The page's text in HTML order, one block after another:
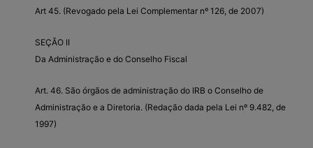
Art 45. (Revogado pela Lei Complementar nº 126, de 2007)
SEÇÃO II
Da Administração e do Conselho Fiscal
Art. 46. São órgãos de administração do IRB o Conselho de
Administração e a Diretoria. (Redação dada pela Lei nº 9.482, de
1997)